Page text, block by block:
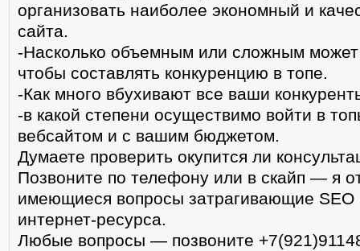
организовать наиболее экономный и
сайта.
-Насколько объемным или сложным
чтобы составлять конкуренцию в топе.
-Как много вбухивают все ваши
-в какой степени осуществимо войти в
вебсайтом и с вашим бюджетом.
Думаете проверить окупится ли
Позвоните по телефону или в скайп — я
имеющиеся вопросы затрагивающие SEO
интернет-ресурса.
Любые вопросы — позвоните